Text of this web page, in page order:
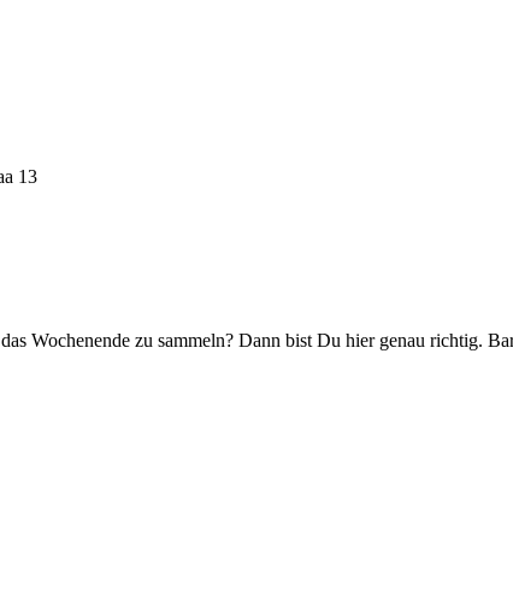
13
Wochenende zu sammeln? Dann bist Du hier genau richtig.